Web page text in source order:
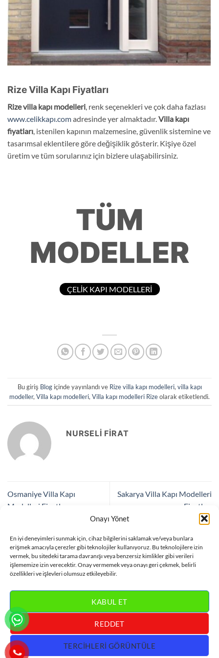
Onayı Yönet
En iyi deneyimleri sunmak için, cihaz bilgilerini saklamak ve/veya bunlara
erişmek amacıyla çerezler gibi teknolojiler kullanıyoruz. Bu teknolojilere izin
vermek, bu sitedeki tarama davranışı veya benzersiz kimlikler gibi verileri
işlememize izin verecektir. Onay vermemek veya onayı geri çekmek, belirli
özellikleri ve işlevleri olumsuz etkileyebilir.
KABUL ET
REDDET
TERCIHLERI GÖRÜNTÜLE
Rize Villa Kapı Fiyatları
Rizevilla kapı modelleri, renk seçenekleri ve çok daha fazlası
www.celikkapı.comadresinde yer almaktadır.Villa kapı
fiyatları, istenilen kapının malzemesine, güvenlik sistemine ve
tasarımsal eklentilere göre değişiklik gösterir. Kişiye özel
üretim ve tüm sorularınız için bizlere ulaşabilirsiniz.
TÜM
MODELLER
ÇELİK KAPI MODELLERİ
Bu giriş Blogiçinde yayınlandı ve Rize villa kapı modelleri, villa kapı
modeller, Villa kapı modelleri, Villa kapı modelleri Rizeolarak etiketlendi.
NURSELI FIRAT
Osmaniye Villa Kapı
Modelleri Fiyatları
Sakarya Villa Kapı Modelleri
Fiyatları
Bir yanıt yazın
Yorum yapabilmek içinoturum açmalısınız.
Villa Kapısı Visa MasterCardBank